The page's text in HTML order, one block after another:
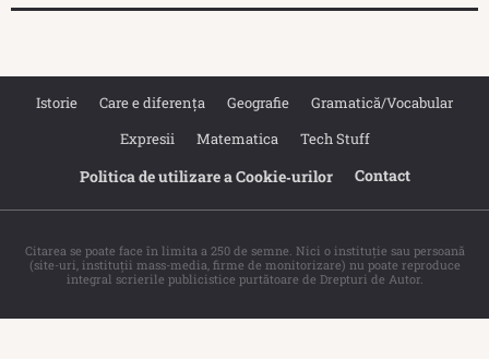
Istorie Care e diferența Geografie
Gramatică/Vocabular
Expresii
Matematica Tech Stuff
Politica de utilizare a Cookie‐urilor Contact
Citarea se poate face în limita a 250 de semne. Nici o instituţie sau persoană
(site-uri, instituţii mass-media, firme de monitorizare) nu poate reproduce
integral scrierile publicistice purtătoare de Drepturi de Autor.